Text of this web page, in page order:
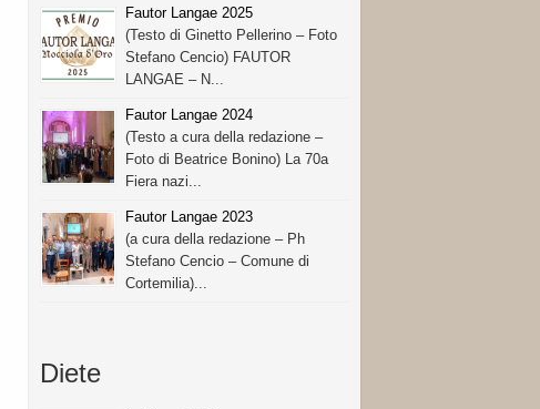
Fautor Langae 2025
(Testo di Ginetto Pellerino – Foto
Stefano Cencio) FAUTOR
LANGAE – N...
Fautor Langae 2024
(Testo a cura della redazione –
Foto di Beatrice Bonino) La 70a
Fiera nazi...
Fautor Langae 2023
(a cura della redazione – Ph
Stefano Cencio – Comune di
Cortemilia)...
Diete